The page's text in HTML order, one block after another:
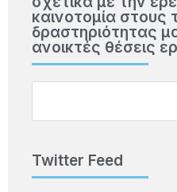
καινοτομία στους
δραστηριότητας
ανοικτές θέσεις
Twitter Feed